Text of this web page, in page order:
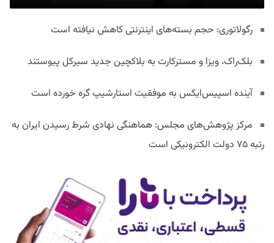
رگولاتوری: حجم بسته‌های اینترنتی کاهش نیافته است
بلک‌راک، ویزا و مسترکارت به بلاکچین جدید سیرکل پیوستند
آینده اسپیس‌ایکس به موفقیت استارشیپ گره خورده است
مرکز پژوهش‌های مجلس: هماهنگی نهادی شرط رسیدن ایران به
رتبه ۷۵ دولت الکترونیکی است